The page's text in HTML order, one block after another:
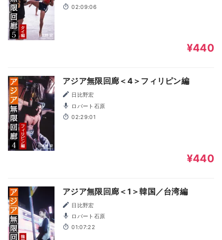
02:09:06
¥440
アジア無限回廊＜4＞フィリピン編
日比野宏
ロバート石原
02:29:01
¥440
アジア無限回廊＜1＞韓国／台湾編
日比野宏
ロバート石原
01:07:22